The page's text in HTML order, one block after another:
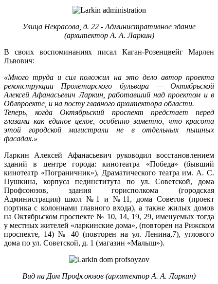
Улица Некрасова, д. 22 - Административное здание
(архитектор А. А. Ларкин)
В своих воспоминаниях писал Каган-Розенцвейг Марлен
Львович:
«Много труда и сил положил на это дело автор проекта
реконструкции Пролетарского бульвара — Октябрьской
Алексей Афанасьевич Ларкин, работавший над проектом и в
Облпроекте, и на посту главного архитектора области.
Теперь, когда Октябрьский проспект предстает перед
глазами как единое целое, особенно заметно, что красота
этой городской магистрали не в отдельных пышных
фасадах.»
Ларкин Алексей Афанасьевич руководил восстановлением
зданий в центре города: кинотеатра «Победа» (бывший
кинотеатр «Пограничник»), Драматического театра им. А. С.
Пушкина, корпуса пединститута по ул. Советской, дома
Профсоюзов, здания горисполкома (городская
Администрация) школ №1 и №11, дома Советов (проект
портика с колоннами главного входа), а также жилых домов
на Октябрьском проспекте № 10, 14, 19, 29, именуемых тогда
у местных жителей «ларкинские дома», (повторен на Рижском
проспекте, 14) № 40 (повторен на ул. Ленина,7), углового
дома по ул. Советской, д. 1 (магазин «Малыш»).
Вид на Дом Профсоюзов (архитектор А. А. Ларкин)